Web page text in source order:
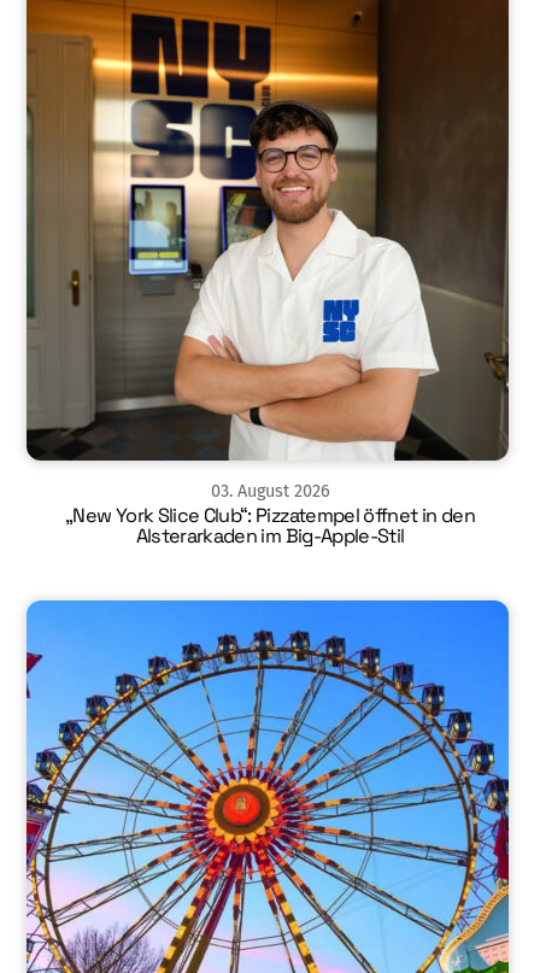
03. August 2026
„New York Slice Club“: Pizzatempel öffnet in den
Alsterarkaden im Big-Apple-Stil